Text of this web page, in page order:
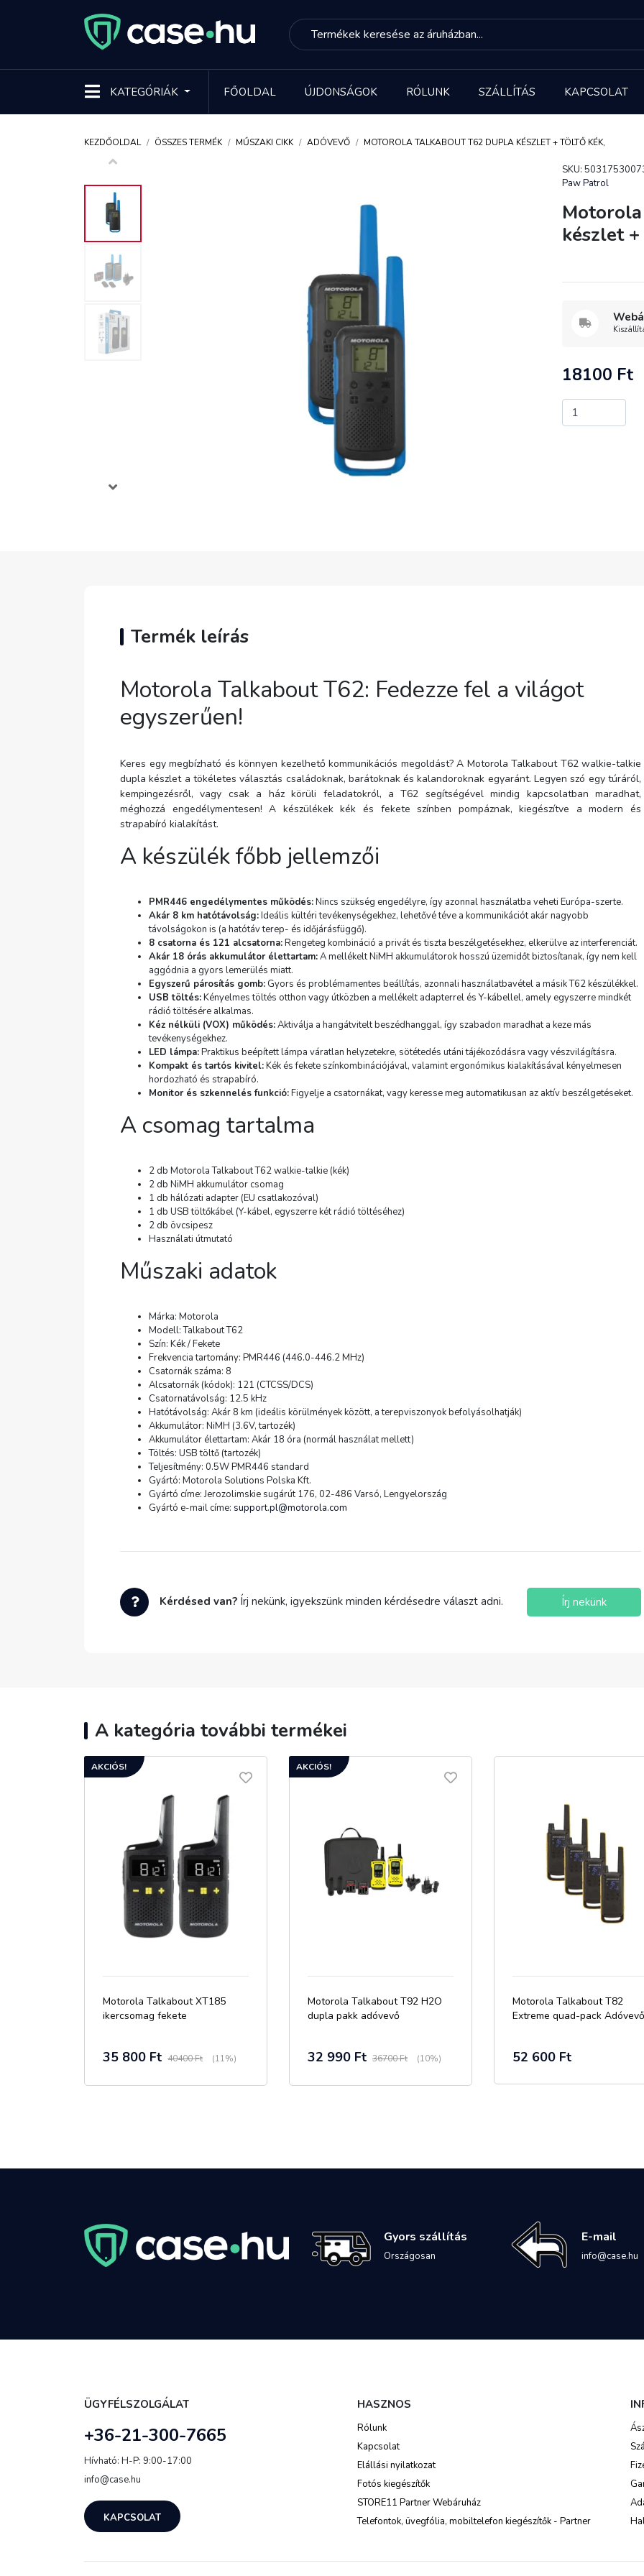
KATEGÓRIÁK FŐOLDAL ÚJDONSÁGOK RÓLUNK SZÁLLÍTÁS KAPCSOLAT
KEZDŐOLDAL ÖSSZES TERMÉK MŰSZAKI CIKK ADÓVEVŐ MOTOROLA TALKABOUT T62 DUPLA KÉSZLET + TÖLTŐ KÉK,
SKU:
Paw Patrol
készlet
18100 Ft
Termék leírás
Motorola Talkabout T62: Fedezze fel a világot
egyszerűen!
Keres egy megbízható és könnyen kezelhető kommunikációs megoldást? A Motorola Talkabout T62 walkie-talkie
dupla készlet a tökéletes választás családoknak, barátoknak és kalandoroknak egyaránt. Legyen szó egy túráról,
kempingezésről, vagy csak a ház körüli feladatokról, a T62 segítségével mindig kapcsolatban maradhat,
méghozzá engedélymentesen! A készülékek kék és fekete színben pompáznak, kiegészítve a modern és
strapabíró kialakítást.
A készülék főbb jellemzői
PMR446 engedélymentes működés:Nincs szükség engedélyre, így azonnal használatba veheti Európa-szerte.
Akár 8 km hatótávolság:Ideális kültéri tevékenységekhez, lehetővé téve a kommunikációt akár nagyobb
távolságokon is (a hatótáv terep- és időjárásfüggő).
8 csatorna és 121 alcsatorna:Rengeteg kombináció a privát és tiszta beszélgetésekhez, elkerülve az interferenciát.
Akár 18 órás akkumulátor élettartam:A mellékelt NiMH akkumulátorok hosszú üzemidőt biztosítanak, így nem kell
aggódnia a gyors lemerülés miatt.
Egyszerű párosítás gomb: Gyors és problémamentes beállítás, azonnali használatbavétel a másik T62 készülékkel.
USB töltés:Kényelmes töltés otthon vagy útközben a mellékelt adapterrel és Y-kábellel, amely egyszerre mindkét
rádió töltésére alkalmas.
Kéz nélküli (VOX) működés:Aktiválja a hangátvitelt beszédhanggal, így szabadon maradhat a keze más
tevékenységekhez.
LED lámpa:Praktikus beépített lámpa váratlan helyzetekre, sötétedés utáni tájékozódásra vagy vészvilágításra.
Kompakt és tartós kivitel:Kék és fekete színkombinációjával, valamint ergonómikus kialakításával kényelmesen
hordozható és strapabíró.
Monitor és szkennelés funkció:Figyelje a csatornákat, vagy keresse meg automatikusan az aktív beszélgetéseket.
A csomag tartalma
2 db Motorola Talkabout T62 walkie-talkie (kék)
2 db NiMH akkumulátor csomag
1 db hálózati adapter (EU csatlakozóval)
1 db USB töltőkábel (Y-kábel, egyszerre két rádió töltéséhez)
2 db övcsipesz
Használati útmutató
Műszaki adatok
Márka: Motorola
Modell: Talkabout T62
Szín: Kék / Fekete
Frekvencia tartomány: PMR446 (446.0-446.2 MHz)
Csatornák száma: 8
Alcsatornák (kódok): 121 (CTCSS/DCS)
Csatornatávolság: 12.5 kHz
Hatótávolság: Akár 8 km (ideális körülmények között, a terepviszonyok befolyásolhatják)
Akkumulátor: NiMH (3.6V, tartozék)
Akkumulátor élettartam: Akár 18 óra (normál használat mellett)
Töltés: USB töltő (tartozék)
Teljesítmény: 0.5W PMR446 standard
Gyártó: Motorola Solutions Polska Kft.
Gyártó címe: Jerozolimskie sugárút 176, 02-486 Varsó, Lengyelország
Gyártó e-mail címe: support.pl@motorola.com
Kérdésed van? Írj nekünk, igyekszünk minden kérdésedre választ adni. Írj nekünk
1.67A, Fekete
A kategória további termékei
AKCIÓS!
Motorola Talkabout XT185
ikercsomag fekete
35 800 Ft 40400 Ft (11%)
AKCIÓS!
Motorola Talkabout T92 H2O
dupla pakk adóvevő
32 990 Ft 36700 Ft (10%)
Motorola Talkabout T82
Extreme quad-pack Adóvevő
52 600 Ft
Gyors szállítás
Országosan
E-mail
info@case.hu
ÜGYFÉLSZOLGÁLAT
+36-21-300-7665
Hívható: H-P: 9:00-17:00
info@case.hu
KAPCSOLAT
HASZNOS
Rólunk
Kapcsolat
Elállási nyilatkozat
Fotós kiegészítők
STORE11 Partner Webáruház
Telefontok, üvegfólia, mobiltelefon kiegészítők - Partner